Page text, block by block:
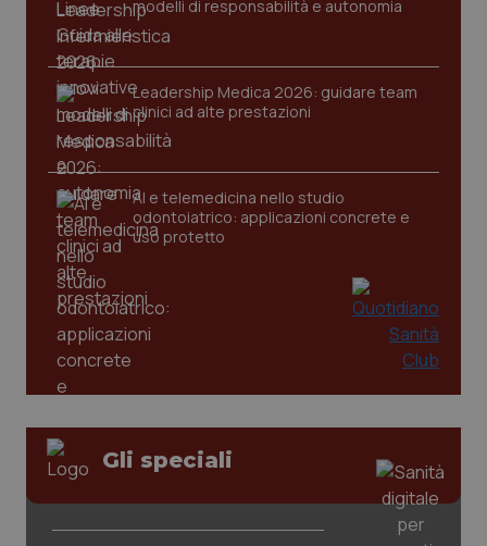
modelli di responsabilità e autonomia
Leadership Medica 2026: guidare team
clinici ad alte prestazioni
AI e telemedicina nello studio
odontoiatrico: applicazioni concrete e
uso protetto
Gli speciali
.youtube.com
CookieScriptConsent
www.quotidianosanita.it